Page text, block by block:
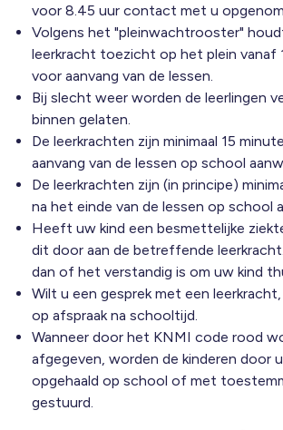
voor 8.45 uur contact met u
Volgens het "pleinwachtrooster"
leerkracht toezicht op het plein vanaf
voor aanvang van de lessen.
Bij slecht weer worden de leerlingen
binnen gelaten.
De leerkrachten zijn minimaal 15
aanvang van de lessen op school
De leerkrachten zijn (in principe)
na het einde van de lessen op school
Heeft uw kind een besmettelijke
dit door aan de betreffende
dan of het verstandig is om uw kind
Wilt u een gesprek met een
op afspraak na schooltijd.
Wanneer door het KNMI code rood
afgegeven, worden de kinderen door
opgehaald op school of met
gestuurd.